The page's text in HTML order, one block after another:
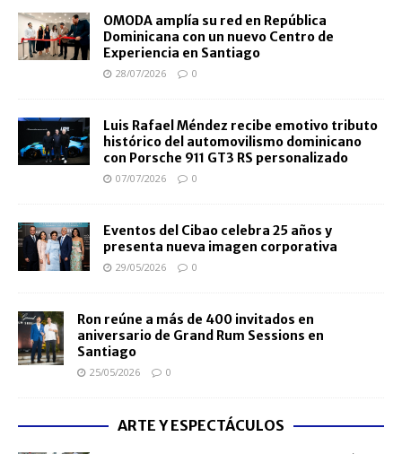
OMODA amplía su red en República
Dominicana con un nuevo Centro de
Experiencia en Santiago
28/07/2026 0
Luis Rafael Méndez recibe emotivo tributo
histórico del automovilismo dominicano
con Porsche 911 GT3 RS personalizado
07/07/2026 0
Eventos del Cibao celebra 25 años y
presenta nueva imagen corporativa
29/05/2026 0
Ron reúne a más de 400 invitados en
aniversario de Grand Rum Sessions en
Santiago
25/05/2026 0
ARTE Y ESPECTÁCULOS